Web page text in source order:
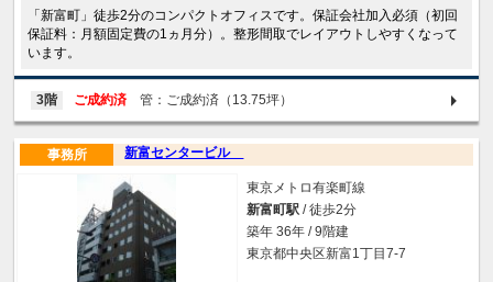
「新富町」徒歩2分のコンパクトオフィスです。保証会社加入必須（初回
保証料：月額固定費の1ヵ月分）。整形間取でレイアウトしやすくなって
います。
3階 ご成約済 管：ご成約済（13.75坪）
新富センタービル
事務所
東京メトロ有楽町線
新富町駅 / 徒歩2分
築年 36年 / 9階建
東京都中央区新富1丁目7-7